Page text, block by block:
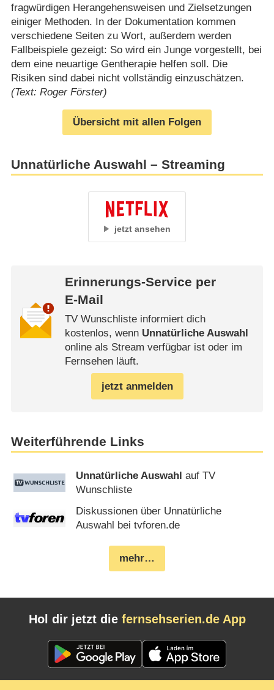
fragwürdigen Herangehensweisen und Zielsetzungen
einiger Methoden. In der Dokumentation kommen
verschiedene Seiten zu Wort, außerdem werden
Fallbeispiele gezeigt: So wird ein Junge vorgestellt, bei
dem eine neuartige Gentherapie helfen soll. Die
Risiken sind dabei nicht vollständig einzuschätzen.
(Text: Roger Förster)
Übersicht mit allen Folgen
Unnatürliche Auswahl – Streaming
jetzt ansehen
Erinnerungs-Service per
E-Mail
TV Wunschliste informiert dich
kostenlos, wenn Unnatürliche Auswahl
online als Stream verfügbar ist oder im
Fernsehen läuft.
jetzt anmelden
Weiterführende Links
Unnatürliche Auswahl auf TV
Wunschliste
Diskussionen über Unnatürliche
Auswahl bei tvforen.de
mehr…
Hol dir jetzt die fernsehserien.de App